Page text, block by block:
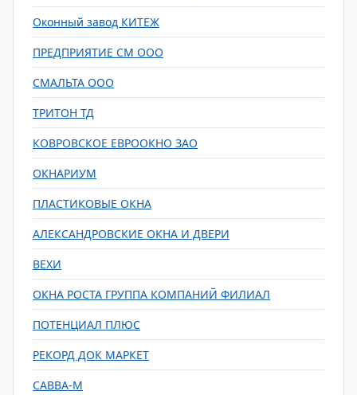
Оконный завод КИТЕЖ
ПРЕДПРИЯТИЕ СМ ООО
СМАЛЬТА ООО
ТРИТОН ТД
КОВРОВСКОЕ ЕВРООКНО ЗАО
ОКНАРИУМ
ПЛАСТИКОВЫЕ ОКНА
АЛЕКСАНДРОВСКИЕ ОКНА И ДВЕРИ
ВЕХИ
ОКНА РОСТА ГРУППА КОМПАНИЙ ФИЛИАЛ
ПОТЕНЦИАЛ ПЛЮС
РЕКОРД ДОК МАРКЕТ
САВВА-М